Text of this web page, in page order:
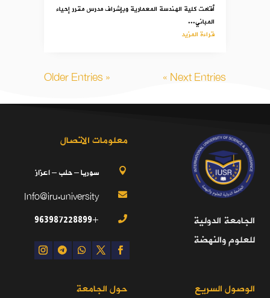
أقامت كلية الهندسة المعمارية وبإشراف مدرس مقرر إحياء
المباني...
قراءة المزيد
« Older Entries Next Entries »
الجامعة الدولية
للعلوم والنهضة
معلومات الاتصال
 سوريا – حلب – اعزاز

Info@iru.university

+963987228899
الوصول السريع حول الجامعة